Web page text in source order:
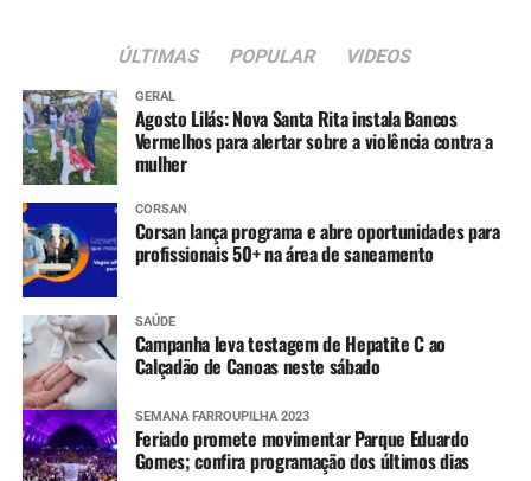
ÚLTIMAS POPULAR VIDEOS
GERAL
Agosto Lilás: Nova Santa Rita instala Bancos
Vermelhos para alertar sobre a violência contra a
mulher
CORSAN
Corsan lança programa e abre oportunidades para
profissionais 50+ na área de saneamento
SAÚDE
Campanha leva testagem de Hepatite C ao
Calçadão de Canoas neste sábado
SEMANA FARROUPILHA 2023
Feriado promete movimentar Parque Eduardo
Gomes; confira programação dos últimos dias